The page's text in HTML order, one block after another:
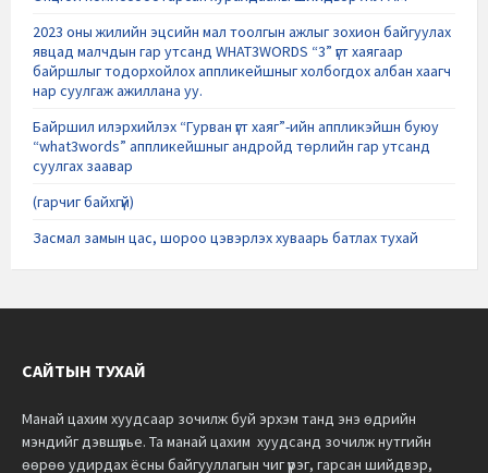
2023 оны жилийн эцсийн мал тоолгын ажлыг зохион байгуулах
явцад малчдын гар утсанд WHAT3WORDS “3” үгт хаягаар
байршлыг тодорхойлох аппликейшныг холбогдох албан хаагч
нар суулгаж ажиллана уу.
Байршил илэрхийлэх “Гурван үгт хаяг”-ийн аппликэйшн буюу
“what3words” аппликейшныг андройд төрлийн гар утсанд
суулгах заавар
(гарчиг байхгүй)
Засмал замын цас, шороо цэвэрлэх хуваарь батлах тухай
САЙТЫН ТУХАЙ
Манай цахим хуудсаар зочилж буй эрхэм танд энэ өдрийн
мэндийг дэвшүүлье. Та манай цахим хуудсанд зочилж нутгийн
өөрөө удирдах ёсны байгууллагын чиг үүрэг, гарсан шийдвэр,